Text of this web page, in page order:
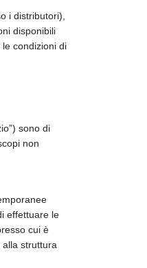
i distributori),
disponibili
condizioni di
sono di
non
effettuare le
cui è
struttura